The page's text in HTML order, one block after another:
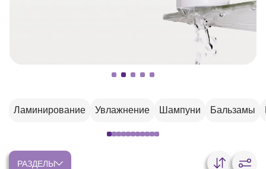
Ламинирование Увлажнение Шампуни Бальзамы
РАЗДЕЛЫ